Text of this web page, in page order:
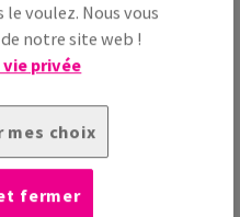
coupe
TECHNIQUES
voulez. Nous vous
notre site web !
privée
mes choix
fermer